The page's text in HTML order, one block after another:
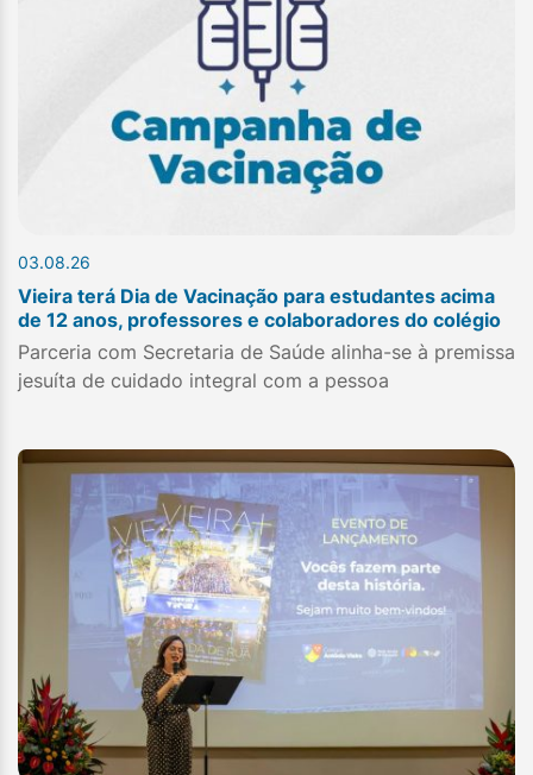
03.08.26
Vieira terá Dia de Vacinação para estudantes acima
de 12 anos, professores e colaboradores do colégio
Parceria com Secretaria de Saúde alinha-se à premissa
jesuíta de cuidado integral com a pessoa